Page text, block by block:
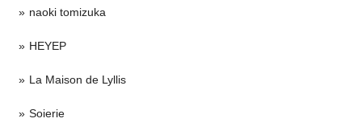
naoki tomizuka
HEYEP
La Maison de Lyllis
Soierie